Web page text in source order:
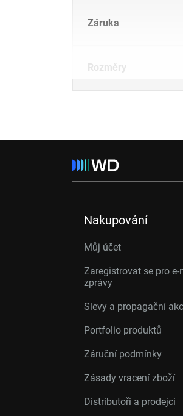
Záruka
Rozměry
Nakupování
Můj účet
Zaregistrovat se pro e-
zprávy
Slevy a propagační
Portfolio produktů
Záruční podmínky
Zásady vracení zboží
Distributoři a prodejci